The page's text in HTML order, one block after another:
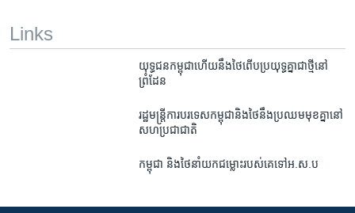
Links
យុទ្ធជន​កម្ពុជា​​ហើយ​នឹង​ថៃ​​ពើប​​ប្រយុទ្ធ​​គ្នា​​ជា​​ថ្មី​​នៅ​​
ព្រំដែន​
រដ្ឋមន្ត្រី​ការបរទេស​កម្ពុជា​និង​ថៃ​នឹង​ប្រឈម​មុខ​គ្នា​នៅ​
សហ​ប្រជាជាតិ
កម្ពុជា និង​ថៃ​នាំ​យក​ជម្លោះ​របស់​គេ​ទៅ​អ.ស.ប